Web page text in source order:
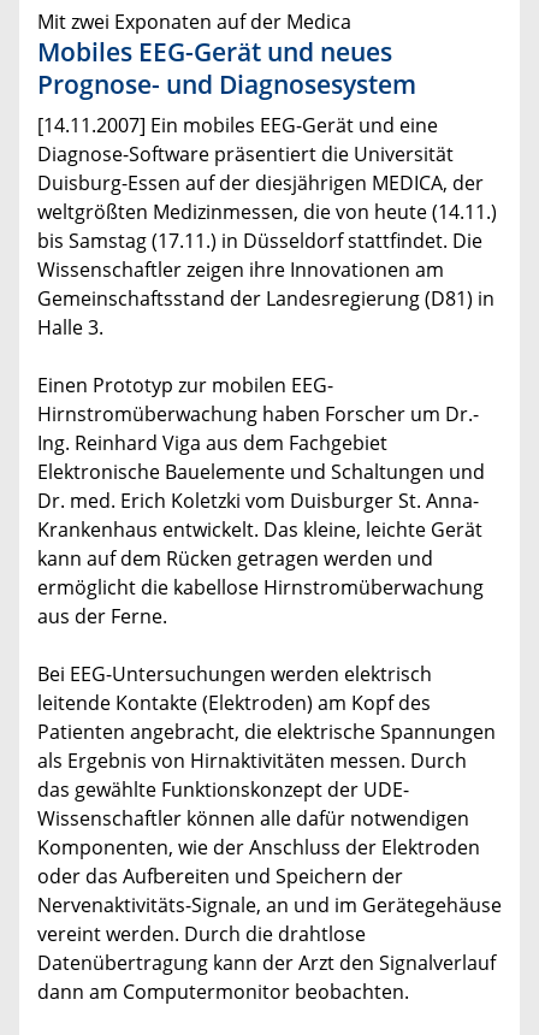
Mit zwei Exponaten auf der Medica
Mobiles EEG-Gerät und neues
Prognose- und Diagnosesystem
[14.11.2007] Ein mobiles EEG-Gerät und eine
Diagnose-Software präsentiert die Universität
Duisburg-Essen auf der diesjährigen MEDICA, der
weltgrößten Medizinmessen, die von heute (14.11.)
bis Samstag (17.11.) in Düsseldorf stattfindet. Die
Wissenschaftler zeigen ihre Innovationen am
Gemeinschaftsstand der Landesregierung (D81) in
Halle 3.
Einen Prototyp zur mobilen EEG-
Hirnstromüberwachung haben Forscher um Dr.-
Ing. Reinhard Viga aus dem Fachgebiet
Elektronische Bauelemente und Schaltungen und
Dr. med. Erich Koletzki vom Duisburger St. Anna-
Krankenhaus entwickelt. Das kleine, leichte Gerät
kann auf dem Rücken getragen werden und
ermöglicht die kabellose Hirnstromüberwachung
aus der Ferne.
Bei EEG-Untersuchungen werden elektrisch
leitende Kontakte (Elektroden) am Kopf des
Patienten angebracht, die elektrische Spannungen
als Ergebnis von Hirnaktivitäten messen. Durch
das gewählte Funktionskonzept der UDE-
Wissenschaftler können alle dafür notwendigen
Komponenten, wie der Anschluss der Elektroden
oder das Aufbereiten und Speichern der
Nervenaktivitäts-Signale, an und im Gerätegehäuse
vereint werden. Durch die drahtlose
Datenübertragung kann der Arzt den Signalverlauf
dann am Computermonitor beobachten.